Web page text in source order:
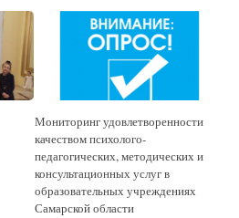
Мониторинг удовлетворенности
качеством психолого-
педагогических, методических и
консультационных услуг в
образовательных учреждениях
Самарской области